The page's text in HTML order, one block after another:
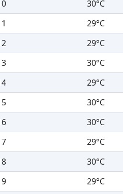
30°C
29°C
29°C
30°C
29°C
30°C
30°C
29°C
30°C
29°C